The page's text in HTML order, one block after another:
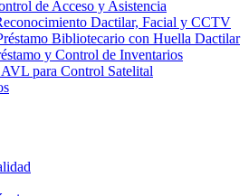
de Acceso y Asistencia
Dactilar, Facial y CCTV
Bibliotecario con Huella Dactilar
y Control de Inventarios
AVL para Control Satelital